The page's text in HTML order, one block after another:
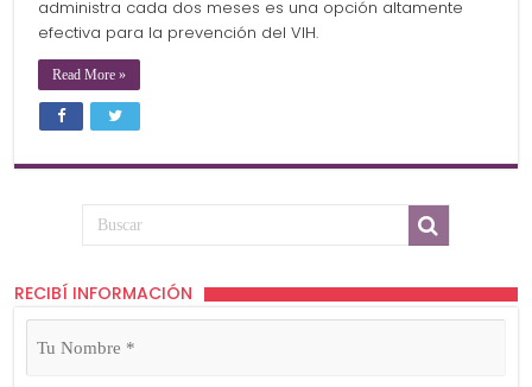
administra cada dos meses es una opción altamente
efectiva para la prevención del VIH.
Read More »
RECIBÍ INFORMACIÓN
Tu
Nombre